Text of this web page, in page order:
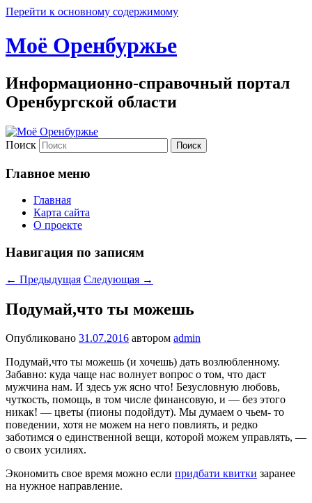
Перейти к основному содержимому
Моё Оренбуржье
Информационно-справочный портал
Оренбургской области
Поиск
Главное меню
Главная
Карта сайта
О проекте
Навигация по записям
← Предыдущая Следующая →
Подумай,что ты можешь
Опубликовано 31.07.2016 автором admin
Подумай,что ты можешь (и хочешь) дать возлюбленному.
Забавно: куда чаще нас волнует вопрос о том, что даст
мужчина нам. И здесь уж ясно что! Безусловную любовь,
чуткость, помощь, в том числе финансовую, и — без этого
никак! — цветы (пионы подой­дут). Мы думаем о чьем- то
поведении, хотя не можем на него повли­ять, и редко
заботимся о единственной вещи, которой можем управ­лять, —
о своих усилиях.
Экономить свое время можно если придбати квитки заранее
на нужное направление.